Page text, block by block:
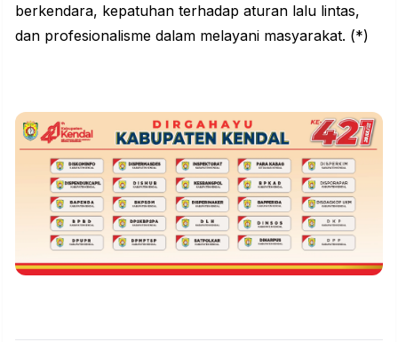
berkendara, kepatuhan terhadap aturan lalu lintas,
dan profesionalisme dalam melayani masyarakat. (*)